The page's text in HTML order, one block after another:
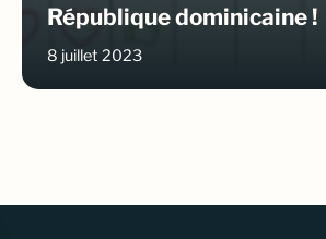
République dominicaine !
8 juillet 2023